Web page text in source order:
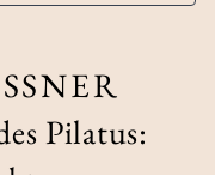
Pilatus: